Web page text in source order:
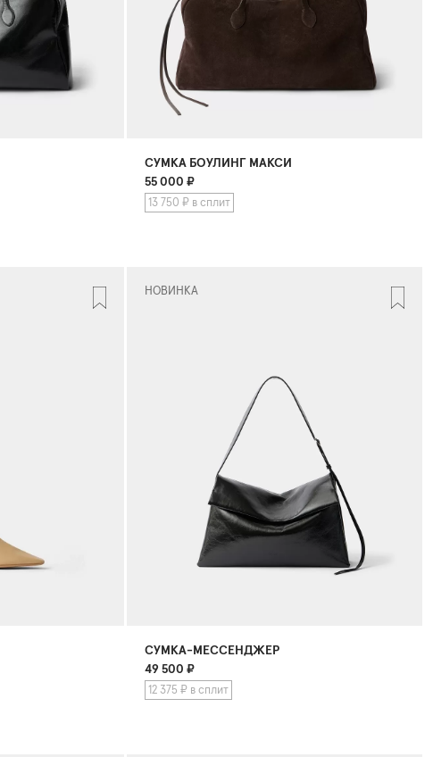
СУМКА БОУЛИНГ МАКСИ
55 000 ₽
13 750 ₽ в сплит
НОВИНКА
СУМКА-МЕССЕНДЖЕР
49 500 ₽
12 375 ₽ в сплит